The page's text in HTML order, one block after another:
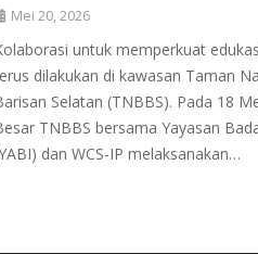
Mei 20, 2026
untuk memperkuat
dilakukan di kawasan Taman
Selatan (TNBBS). Pada 18
TNBBS bersama Yayasan
dan WCS-IP melaksanakan…